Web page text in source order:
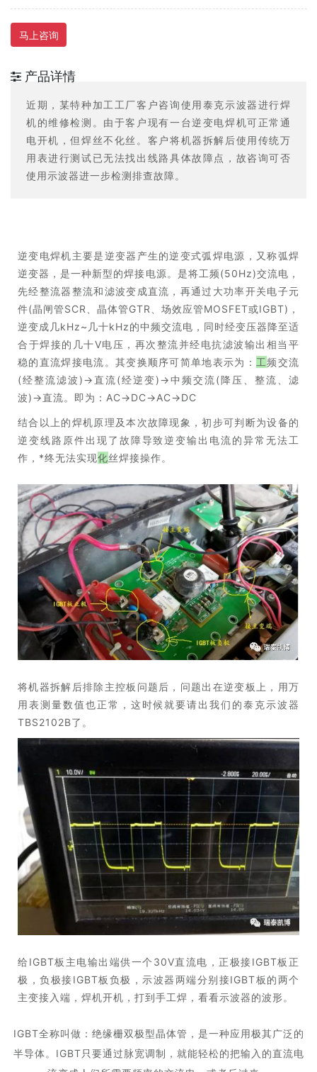
马上咨询
产品详情
近期，某特种加工工厂客户咨询使用泰克示波器进行焊
机的维修检测。由于客户现有一台逆变电焊机可正常通
电开机，但焊丝不化丝。客户将机器拆解后使用传统万
用表进行测试已无法找出线路具体故障点，故咨询可否
使用示波器进一步检测排查故障。
逆变电焊机主要是逆变器产生的逆变式弧焊电源，又称弧焊
逆变器，是一种新型的焊接电源。是将工频(50Hz)交流电，
先经整流器整流和滤波变成直流，再通过大功率开关电子元
件(晶闸管SCR、晶体管GTR、场效应管MOSFET或IGBT)，
逆变成几kHz~几十kHz的中频交流电，同时经变压器降至适
合于焊接的几十V电压，再次整流并经电抗滤波输出相当平
稳的直流焊接电流。其变换顺序可简单地表示为： 工频交流
(经整流滤波)→直流(经逆变)→中频交流(降压、整流、滤
波)→直流。即为：AC→DC→AC→DC
结合以上的焊机原理及本次故障现象，初步可判断为设备的
逆变线路原件出现了故障导致逆变输出电流的异常无法工
作，*终无法实现化丝焊接操作。
将机器拆解后排除主控板问题后，问题出在逆变板上，用万
用表测量数值也正常，这时候就要请出我们的泰克示波器
TBS2102B了。
给IGBT板主电输出端供一个30V直流电，正极接IGBT板正
极，负极接IGBT板负极，示波器两端分别接IGBT板的两个
主变接入端，焊机开机，打到手工焊，看看示波器的波形。
IGBT全称叫做： 绝缘栅双极型晶体管，是一种应用极其广泛的
半导体。 IGBT只要通过脉宽调制，就能轻松的把输入的直流电